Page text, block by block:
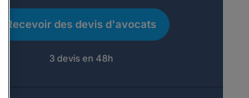
Recevoir des devis d'avocats
3 devis en 48h